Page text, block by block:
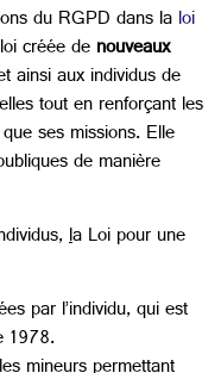
du RGPD dans laloi
créée denouveaux
ainsi aux individus de
tout en renforçant les
ses missions. Elle
de manière
la Loi pour une
par l’individu, qui est
1978.